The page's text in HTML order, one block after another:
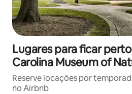
Lugares para ficar
Carolina Museum of
Reserve locações por
no Airbnb